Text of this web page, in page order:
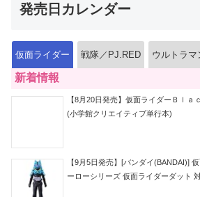
発売日カレンダー
仮面ライダー 戦隊／PJ.RED ウルトラマ
新着情報
【8月20日発売】仮面ライダーＢｌ
(小学館クリエイティブ単行本)
【9月5日発売】[バンダイ(BANDAI)]
ーローシリーズ 仮面ライダーダット